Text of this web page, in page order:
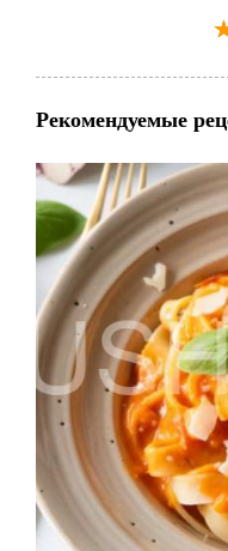
Рекомендуемые